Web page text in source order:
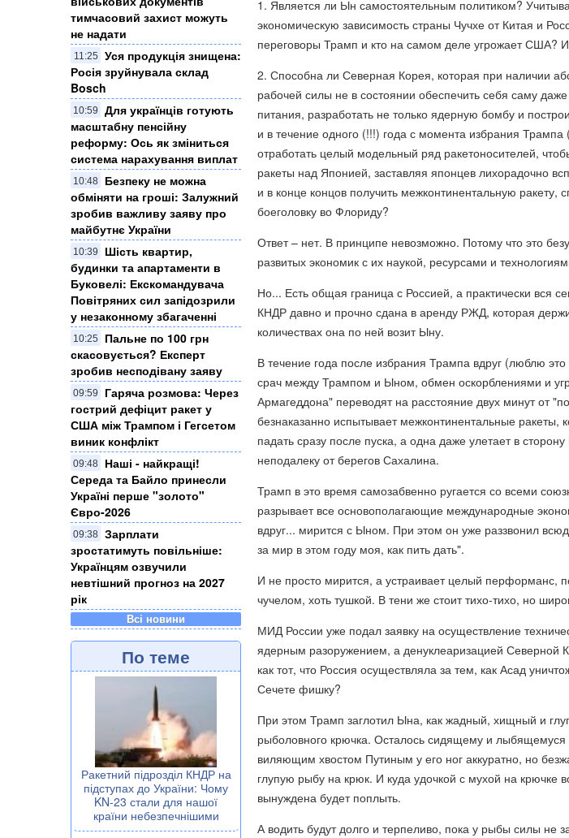
тимчасовий захист можуть
не надати
11:25
Уся продукція знищена:
Росія зруйнувала склад
Bosch
10:59
Для українців готують
масштабну пенсійну
реформу: Ось як зміниться
система нарахування виплат
10:48
Безпеку не можна
обміняти на гроші: Залужний
зробив важливу заяву про
майбутнє України
10:39
Шість квартир,
будинки та апартаменти в
Буковелі: Екскомандувача
Повітряних сил запідозрили
у незаконному збагаченні
10:25
Пальне по 100 грн
скасовується? Експерт
зробив несподівану заяву
09:59
Гаряча розмова: Через
гострий дефіцит ракет у
США між Трампом і Гегсетом
виник конфлікт
09:48
Наші - найкращі!
Середа та Байло принесли
Україні перше "золото"
Євро-2026
09:38 Зарплати
зростатимуть повільніше:
Українцям озвучили
невтішний прогноз на 2027
рік
Всі новини
По теме
Ракетний підрозділ КНДР на
підступах до України: Чому
KN-23 стали для нашої
країни небезпечнішими
1. Является ли Ын самостоятельным политиком?
экономическую зависимость страны Чучхе от Китая и
переговоры Трамп и кто на самом деле угрожает США? И
2. Способна ли Северная Корея, которая при наличии
рабочей силы не в состоянии обеспечить себя саму
питания, разработать не только ядерную бомбу и
и в течение одного (!!!) года с момента избрания Трампа
отработать целый модельный ряд ракетоносителей,
ракеты над Японией, заставляя японцев лихорадочно
и в конце концов получить межконтинентальную ракету,
боеголовку во Флориду?
Ответ – нет. В принципе невозможно. Потому что это
развитых экономик с их наукой, ресурсами и
Но... Есть общая граница с Россией, а практически вся
КНДР давно и прочно сдана в аренду РЖД, которая
количествах она по ней возит Ыну.
В течение года после избрания Трампа вдруг (люблю
срач между Трампом и Ыном, обмен оскорблениями и
Армагеддона" переводят на расстояние двух минут от
безнаказанно испытывает межконтинентальные
падать сразу после пуска, а одна даже улетает в
неподалеку от берегов Сахалина.
Трамп в это время самозабвенно ругается со всеми
разрывает все основополагающие международные
вдруг... мирится с Ыном. При этом он уже раззвонил
за мир в этом году моя, как пить дать".
И не просто мирится, а устраивает целый перформанс,
чучелом, хоть тушкой. В тени же стоит тихо-тихо, но
МИД России уже подал заявку на осуществление
ядерным разоружением, а денуклеаризацией Северной
как тот, что Россия осуществляла за тем, как Асад
Сечете фишку?
При этом Трамп заглотил Ына, как жадный, хищный и
рыболовного крючка. Осталось сидящему и
виляющим хвостом Путиным у его ног аккуратно, но
глупую рыбу на крюк. И куда удочкой с мухой на крючке
вынуждена будет поплыть.
А водить будут долго и терпеливо, пока у рыбы силы не